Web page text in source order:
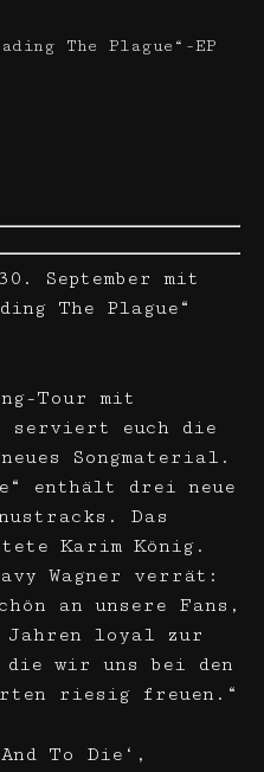
The Plague“-EP
September mit
The Plague“
Tour mit
serviert euch die
Songmaterial.
enthält drei neue
Das
Karim König.
Wagner verrät:
an unsere Fans,
Jahren loyal zur
die wir uns bei den
riesig freuen.“
To Die‘,